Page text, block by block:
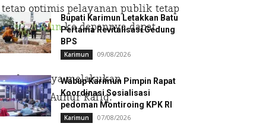
optimis pelayanan publik tetap
Karimunke depannya dapat
berupaya melakukan
Aunur Rafiq.*
Bupati Karimun Letakkan Batu
Pertama Revitalisasi Gedung
BPS
Karimun 09/08/2026
Wabup Karimun Pimpin Rapat
Koordinasi Sosialisasi
pedoman Montiroing KPK RI
Karimun 07/08/2026